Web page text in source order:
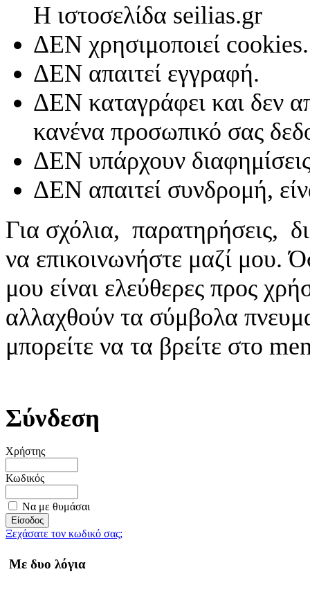
Η ιστοσελίδα seilias.gr
ΔΕΝ χρησιμοποιεί cookies.
ΔΕΝ απαιτεί εγγραφή.
ΔΕΝ καταγράφει και δεν
κανένα προσωπικό σας
ΔΕΝ υπάρχουν
ΔΕΝ απαιτεί συνδρομή,
Για σχόλια, παρατηρήσεις,
να επικοινωνήστε μαζί μου.
μου είναι ελεύθερες προς
αλλαχθούν τα σύμβολα
μπορείτε να τα βρείτε στο
Σύνδεση
Χρήστης
Κωδικός
Να με θυμάσαι
Ξεχάσατε τον κωδικό σας;
Με δυο λόγια